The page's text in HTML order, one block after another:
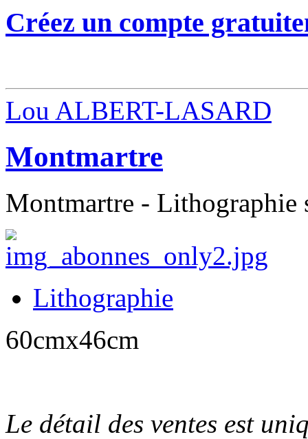
Créez un compte
Lou ALBERT-LASARD
Montmartre
Montmartre - Lithographie
Lithographie
60cmx46cm
Le détail des ventes est